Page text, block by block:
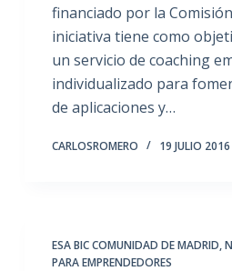
financiado por la
iniciativa tiene como
un servicio de coaching
individualizado para
de aplicaciones y…
CARLOSROMERO 19 JULIO 2016
ESA BIC COMUNIDAD DE MADRID,
PARA EMPRENDEDORES